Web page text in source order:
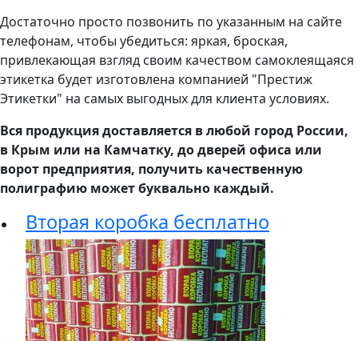
Достаточно просто позвонить по указанным на сайте
телефонам, чтобы убедиться: яркая, броская,
привлекающая взгляд своим качеством самоклеящаяся
этикетка будет изготовлена компанией "Престиж
Этикетки" на самых выгодных для клиента условиях.
Вся продукция доставляется в любой город России,
в Крым или на Камчатку, до дверей офиса или
ворот предприятия, получить качественную
полиграфию может буквально каждый.
Вторая коробка бесплатно